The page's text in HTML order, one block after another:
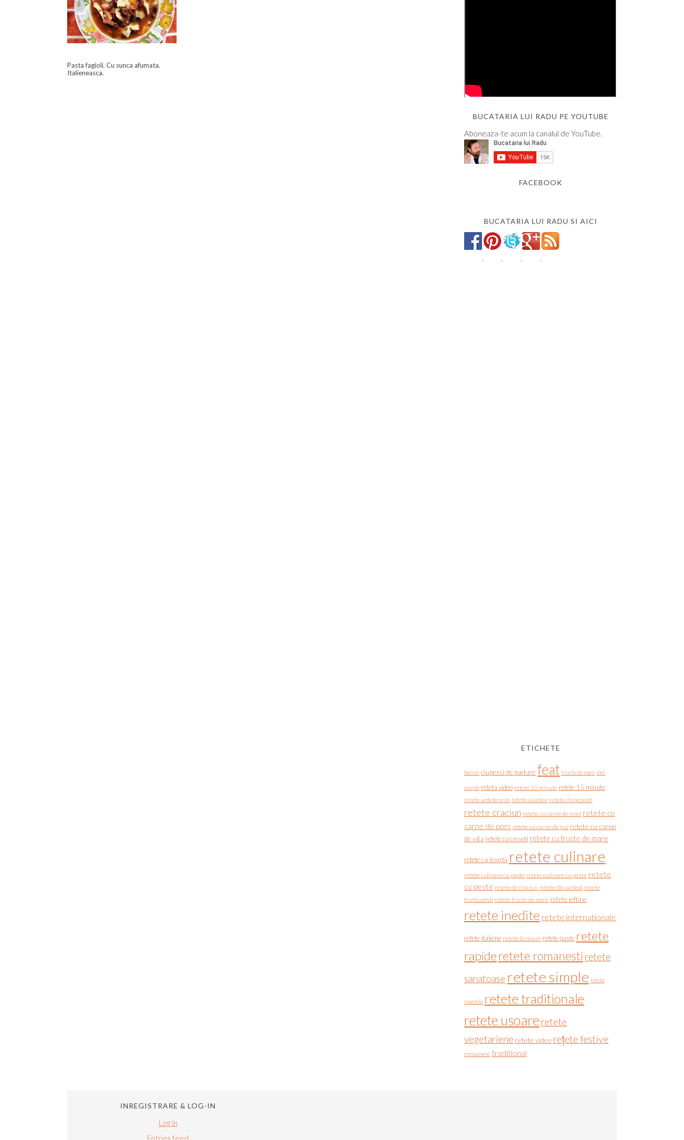
Pasta fagioli. Cu sunca afumata.
Italieneasca.
BUCATARIA LUI RADU PE YOUTUBE
Aboneaza-te acum la canalul de YouTube.
FACEBOOK
BUCATARIA LUI RADU SI AICI
ETICHETE
bacon ciuperci de padure feat fructe de mare idei
simple reteta video retete 10 minute retete 15 minute
retete ardelenesti retete asiatice retete chinezesti
retete craciun retete cu carne de miel retete cu
carne de porc retete cu carne de pui retete cu carne
de vita retete cu creveti retete cu fructe de mare
retete cu leurda retete culinare
retete culinare cu paste retete culinare cu peste retete
cu peste retete de craciun retete din ardeal retete
frantuzesti retete fructe de mare retete ieftine
retete inedite retete internationale
retete italiene retete la ceaun retete paste retete
rapideretete romanesti retete
sanatoase retete simple retete
spaniole retete traditionale
retete usoare retete
vegetariene retete video rețete festive
romanesc traditional
INREGISTRARE & LOG-IN
Log in
Entries feed